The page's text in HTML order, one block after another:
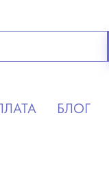
БЛОГ